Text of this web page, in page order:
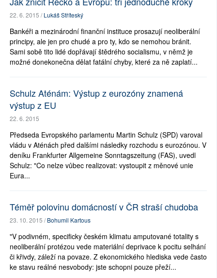
22. 6. 2015 /Lukáš Stříteský
Bankéři a mezinárodní finanční instituce prosazují neoliberální
principy, ale jen pro chudé a pro ty, kdo se nemohou bránit.
Sami sobě tito lidé dopřávají štědrého socialismu, v němž je
možné donekonečna dělat fatální chyby, které za ně zaplatí...
Schulz Aténám: Výstup z eurozóny znamená
výstup z EU
22. 6. 2015
Předseda Evropského parlamentu Martin Schulz (SPD) varoval
vládu v Aténách před dalšími následky rozchodu s eurozónou. V
deníku Frankfurter Allgemeine Sonntagszeitung (FAS), uvedl
Schulz: "Co nelze vůbec realizovat: vystoupit z měnové unie
Eura...
Téměř polovinu domácností v ČR straší chudoba
23. 10. 2015 /Bohumil Kartous
"V podivném, specificky českém klimatu amputované totality s
neoliberální protézou vede materiální deprivace k pocitu selhání
či křivdy, záleží na povaze. Z ekonomického hlediska vede často
ke stavu reálné nesvobody: jste schopni pouze přeží...